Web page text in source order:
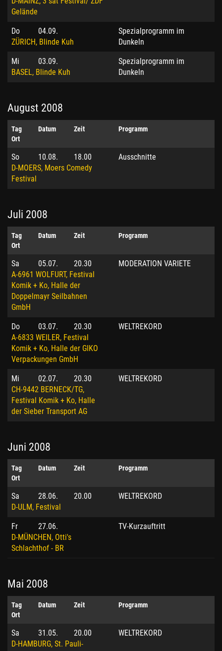
Gelände
Do
04.09.
ZÜRICH, Blinde Kuh
Spezialprogramm im
Dunkeln
Mi
03.09.
BASEL, Blinde Kuh
Spezialprogramm im
Dunkeln
August 2008
Tag Datum
Zeit
Ort
Programm
So 10.08.
18.00
D-MOERS, Moers Comedy
Festival
Ausschnitte
Juli 2008
Tag Datum
Zeit
Ort
Programm
Sa 05.07.
20.30
A-6961 WOLFURT, Festival
Komik + Ko, Halle der
Doppelmayr Seilbahnen
GmbH
MODERATION VARIETE
Do 03.07.
20.30
A-6833 WEILER, Festival
Komik + Ko, Halle der GIKO
Verpackungen GmbH
WELTREKORD
Mi 02.07.
20.30
CH-9442 BERNECK/TG,
Festival Komik + Ko, Halle
der Sieber Transport AG
WELTREKORD
Juni 2008
Tag Datum
Zeit
Ort
Programm
Sa 28.06.
20.00
D-ULM, Festival
WELTREKORD
Fr
27.06.
D-MÜNCHEN, Otti's
Schlachthof - BR
TV-Kurzauftritt
Mai 2008
Tag Datum
Zeit
Ort
Programm
Sa 31.05.
20.00
D-HAMBURG, St. Pauli-
WELTREKORD